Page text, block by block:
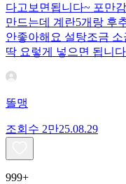
다고보면됩니다~ 포만
만드는데 계란5개랑 후
안좋아해요 설탕조금
딱 요렇게 넣으면 됩니
똘맹
조회수 2만25.08.29
999+